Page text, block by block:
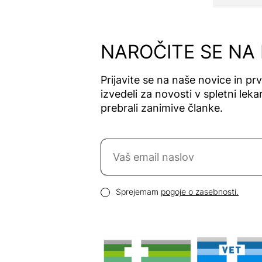
Algea
Algena
Alhydran
Alkaloid
Allergan
Allergodil
Allgaier
Almapharm
Heideschäfer
Amos Vital
NAROČITE SE NA
Prijavite se na naše novice in
izvedeli za novosti v spletni
prebrali zanimive članke.
Naročite se na novice
Pogoji zasebnosti
Sprejemam pogoje o zasebnosti.